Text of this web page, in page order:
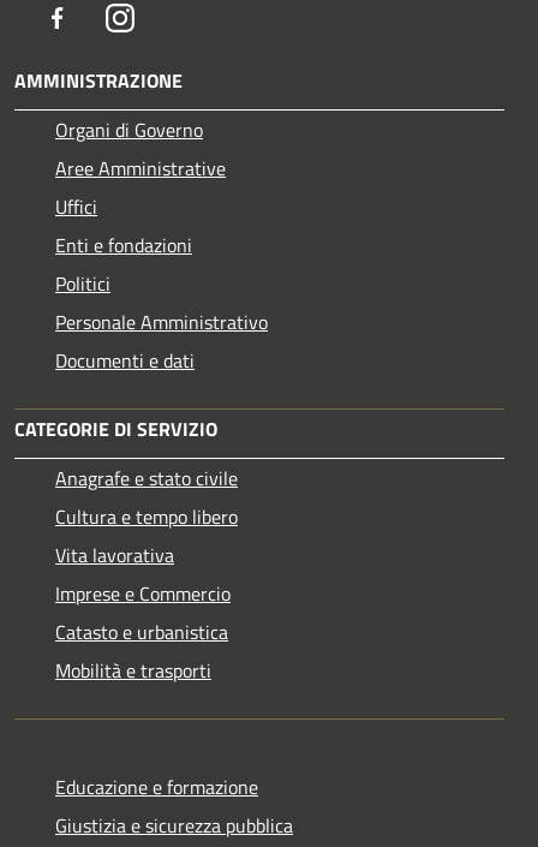
FacebookInstagram
AMMINISTRAZIONE
Organi di Governo
Aree Amministrative
Uffici
Enti e fondazioni
Politici
Personale Amministrativo
Documenti e dati
CATEGORIE DI SERVIZIO
Anagrafe e stato civile
Cultura e tempo libero
Vita lavorativa
Imprese e Commercio
Catasto e urbanistica
Mobilità e trasporti
Educazione e formazione
Giustizia e sicurezza pubblica